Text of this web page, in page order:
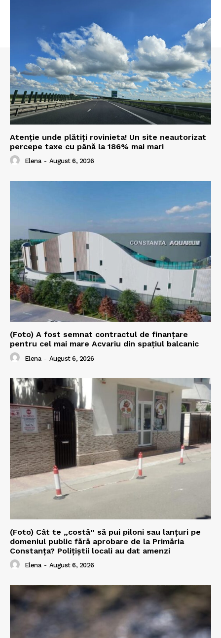
Atenție unde plătiți rovinieta! Un site neautorizat
percepe taxe cu până la 186% mai mari
Elena - August 6, 2026
(Foto) A fost semnat contractul de finanțare
pentru cel mai mare Acvariu din spațiul balcanic
Elena - August 6, 2026
(Foto) Cât te „costă” să pui piloni sau lanțuri pe
domeniul public fără aprobare de la Primăria
Constanța? Polițiștii locali au dat amenzi
Elena - August 6, 2026